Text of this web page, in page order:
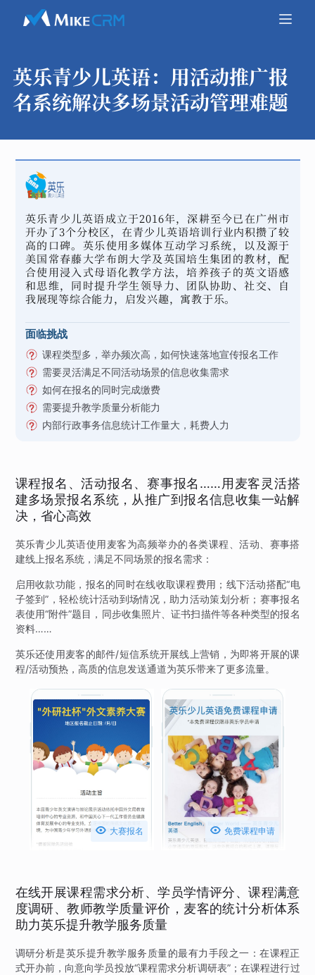
英乐青少儿英语： 用活动推广报
名系统解决多场景活动管理难题
英乐青少儿英语成立于2016年，深耕至今已在广州市
开办了3个分校区，在青少儿英语培训行业内积攒了较
高的口碑。英乐使用多媒体互动学习系统，以及源于
美国常春藤大学布朗大学及英国培生集团的教材，配
合使用浸入式母语化教学方法，培养孩子的英文语感
和思维，同时提升学生领导力、团队协助、社交、自
我展现等综合能力，启发兴趣，寓教于乐。
面临挑战
课程类型多，举办频次高，如何快速落地宣传报名工作
需要灵活满足不同活动场景的信息收集需求
如何在报名的同时完成缴费
需要提升教学质量分析能力
内部行政事务信息统计工作量大，耗费人力
课程报名、活动报名、赛事报名……用麦客灵活搭
建多场景报名系统，从推广到报名信息收集一站解
决，省心高效
英乐青少儿英语使用麦客为高频举办的各类课程、活动、赛事搭
建线上报名系统，满足不同场景的报名需求：
启用收款功能，报名的同时在线收取课程费用；线下活动搭配“电
子签到”，轻松统计活动到场情况，助力活动策划分析；赛事报名
表使用“附件”题目，同步收集照片、证书扫描件等各种类型的报名
资料……
英乐还使用麦客的邮件/短信系统开展线上营销，为即将开展的课
程/活动预热，高质的信息发送通道为英乐带来了更多流量。
 大赛报名  免费课程申请
在线开展课程需求分析、学员学情评分、课程满意
度调研、教师教学质量评价，麦客的统计分析体系
助力英乐提升教学服务质量
调研分析是英乐提升教学服务质量的最有力手段之一：在课程正
式开办前，向意向学员投放“课程需求分析调研表”；在课程进行过